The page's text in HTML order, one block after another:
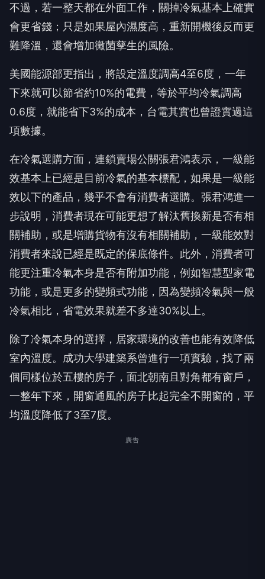
不過，若一整天都在外面工作，關掉冷氣基本上確實
會更省錢；只是如果屋內濕度高，重新開機後反而更
難降溫，還會增加黴菌孳生的風險。
美國能源部更指出，將設定溫度調高4至6度，一年
下來就可以節省約10%的電費，等於平均冷氣調高
0.6度，就能省下3%的成本，台電其實也曾證實過這
項數據。
在冷氣選購方面，連鎖賣場公關張君鴻表示，一級能
效基本上已經是目前冷氣的基本標配，如果是一級能
效以下的產品，幾乎不會有消費者選購。張君鴻進一
步說明，消費者現在可能更想了解汰舊換新是否有相
關補助，或是增購貨物有沒有相關補助，一級能效對
消費者來說已經是既定的保底條件。此外，消費者可
能更注重冷氣本身是否有附加功能，例如智慧型家電
功能，或是更多的變頻式功能，因為變頻冷氣與一般
冷氣相比，省電效果就差不多達30%以上。
除了冷氣本身的選擇，居家環境的改善也能有效降低
室內溫度。成功大學建築系曾進行一項實驗，找了兩
個同樣位於五樓的房子，面北朝南且對角都有窗戶，
一整年下來，開窗通風的房子比起完全不開窗的，平
均溫度降低了3至7度。
廣告